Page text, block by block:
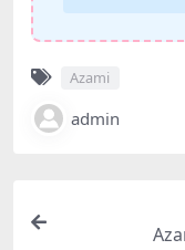
Azami
admin